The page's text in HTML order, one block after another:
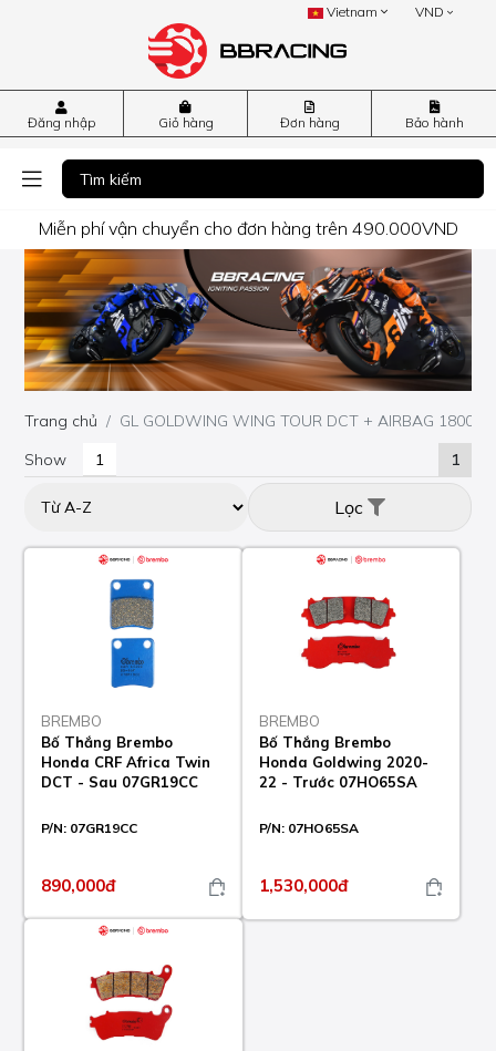
Vietnam VND
Đăng nhập Giỏ hàng Đơn hàng Bảo hành
Miễn phí vận chuyển cho đơn hàng trên 490.000VND
Trang chủ
GL GOLDWING WING TOUR DCT + AIRBAG 1800
Show
1
Lọc
BREMBO
Bố Thắng Brembo
Honda CRF Africa Twin
DCT - Sau 07GR19CC
P/N: 07GR19CC
890,000đ
BREMBO
Bố Thắng Brembo
Honda Goldwing 2020-
22 - Trước 07HO65SA
P/N: 07HO65SA
1,530,000đ